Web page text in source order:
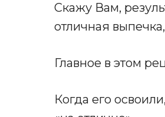
Скажу Вам,
отличная
Главное в этом
Когда его